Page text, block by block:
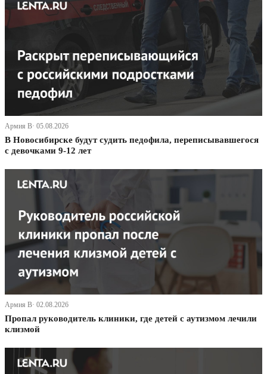
Армия В· 05.08.2026
В Новосибирске будут судить педофила, переписывавшегося
с девочками 9-12 лет
Армия В· 02.08.2026
Пропал руководитель клиники, где детей с аутизмом лечили
клизмой